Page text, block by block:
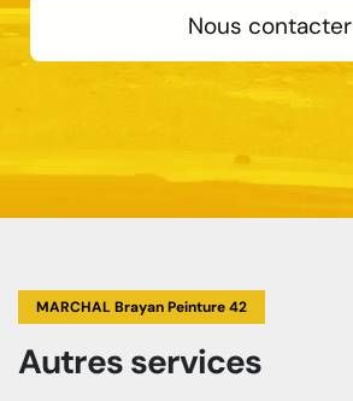
Nous contacter
MARCHAL Brayan Peinture 42
Autres services